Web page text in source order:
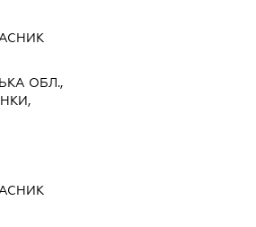
ОБЛ.,